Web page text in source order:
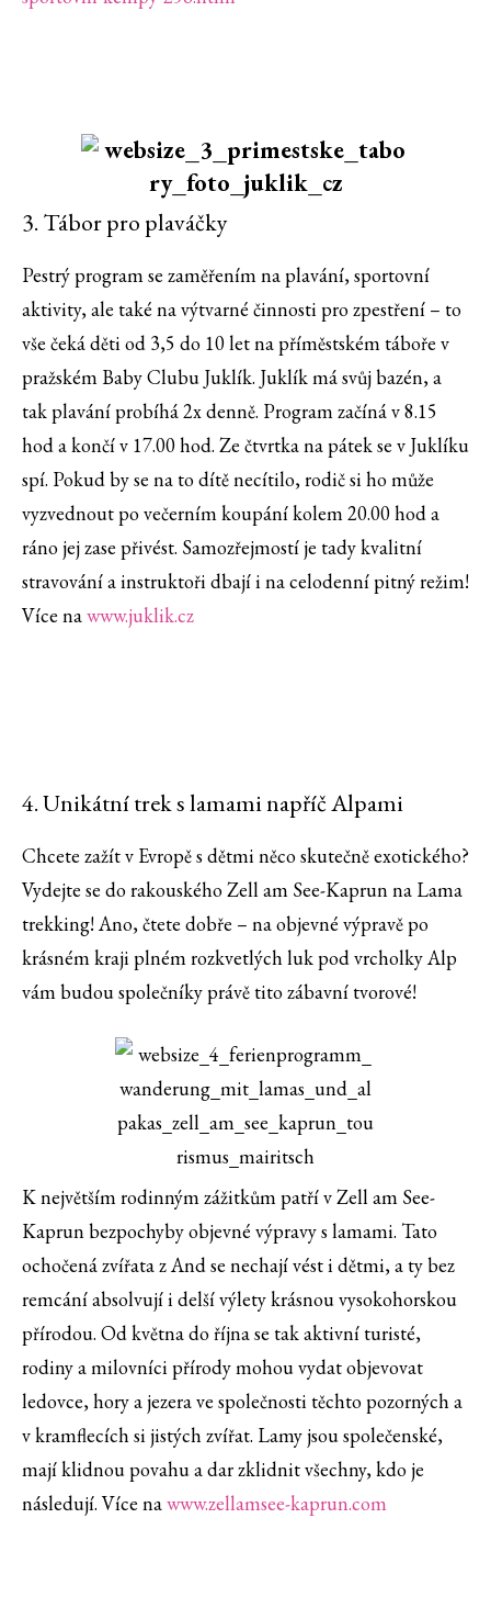
3. Tábor pro plaváčky
Pestrý program se zaměřením na plavání, sportovní
aktivity, ale také na výtvarné činnosti pro zpestření – to
vše čeká děti od 3,5 do 10 let na příměstském táboře v
pražském Baby Clubu Juklík. Juklík má svůj bazén, a
tak plavání probíhá 2x denně. Program začíná v 8.15
hod a končí v 17.00 hod. Ze čtvrtka na pátek se v Juklíku
spí. Pokud by se na to dítě necítilo, rodič si ho může
vyzvednout po večerním koupání kolem 20.00 hod a
ráno jej zase přivést. Samozřejmostí je tady kvalitní
stravování a instruktoři dbají i na celodenní pitný režim!
Více nawww.juklik.cz
4. Unikátní trek s lamami napříč Alpami
Chcete zažít v Evropě s dětmi něco skutečně exotického?
Vydejte se do rakouského Zell am See-Kaprun na Lama
trekking! Ano, čtete dobře – na objevné výpravě po
krásném kraji plném rozkvetlých luk pod vrcholky Alp
vám budou společníky právě tito zábavní tvorové!
K největším rodinným zážitkům patří v Zell am See-
Kaprun bezpochyby objevné výpravy s lamami. Tato
ochočená zvířata z And se nechají vést i dětmi, a ty bez
remcání absolvují i delší výlety krásnou vysokohorskou
přírodou. Od května do října se tak aktivní turisté,
rodiny a milovníci přírody mohou vydat objevovat
ledovce, hory a jezera ve společnosti těchto pozorných a
v kramflecích si jistých zvířat. Lamy jsou společenské,
mají klidnou povahu a dar zklidnit všechny, kdo je
následují. Více nawww.zellamsee-kaprun.com